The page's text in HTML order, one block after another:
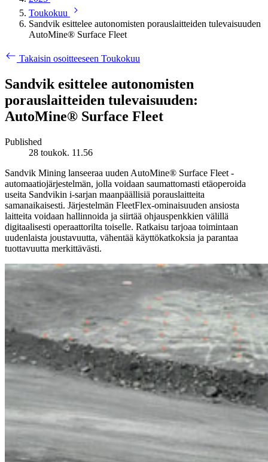
Toukokuu
​​Sandvik esittelee autonomisten porauslaitteiden tulevaisuuden
AutoMine® Surface Fleet​
Takaisin osoitteeseen Toukokuu
​​Sandvik esittelee autonomisten
porauslaitteiden tulevaisuuden:
AutoMine® Surface Fleet​
Published
28 toukok. 11.56
Sandvik Mining lanseeraa uuden AutoMine® Surface Fleet -
automaatiojärjestelmän, jolla voidaan saumattomasti etäoperoida
useita Sandvikin i-sarjan maanpäällisiä porauslaitteita
samanaikaisesti. Järjestelmän FleetFlex-ominaisuuden ansiosta
laitteita voidaan hallinnoida ja siirtää ohjauspenkkien välillä
digitaalisesti operaattorilta toiselle. Ratkaisu tarjoaa toimintaan
uudenlaista joustavuutta, vähentää käyttökatkoksia ja parantaa
tuottavuutta merkittävästi.